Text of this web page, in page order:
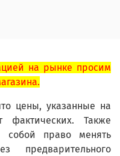
на рынке просим
цены, указанные на
фактических. Также
собой право менять
предварительного